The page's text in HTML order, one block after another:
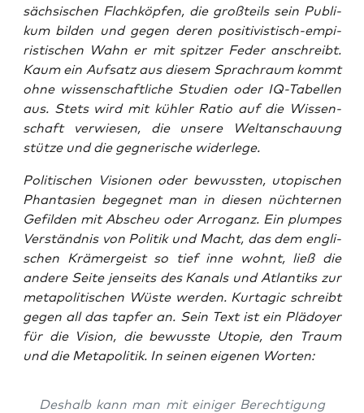
säch­si­schen Flach­köp­fen, die groß­teils sein Publi­
kum bil­den und gegen deren posi­ti­vis­tisch-empi­
ris­ti­schen Wahn er mit spit­zer Feder anschreibt.
Kaum ein Auf­satz aus die­sem Sprach­raum kommt
ohne wis­sen­schaft­li­che Stu­di­en oder IQ-Tabel­len
aus. Stets wird mit küh­ler Ratio auf die Wis­sen­
schaft ver­wie­sen, die unse­re Welt­an­schau­ung
stüt­ze und die geg­ne­ri­sche widerlege.
Poli­ti­schen Visio­nen oder bewuss­ten, uto­pi­schen
Phan­ta­sien begeg­net man in die­sen nüch­ter­nen
Gefil­den mit Abscheu oder Arro­ganz. Ein plum­pes
Ver­ständ­nis von Poli­tik und Macht, das dem eng­li­
schen Krä­mer­geist so tief inne wohnt, ließ die
ande­re Sei­te jen­seits des Kanals und Atlan­tiks zur
meta­po­li­ti­schen Wüs­te wer­den. Kur­ta­gic schreibt
gegen all das tap­fer an. Sein Text ist ein Plä­doy­er
für die Visi­on, die bewuss­te Uto­pie, den Traum
und die Meta­po­li­tik. In sei­nen eige­nen Worten:
Des­halb kann man mit eini­ger Berech­ti­gung